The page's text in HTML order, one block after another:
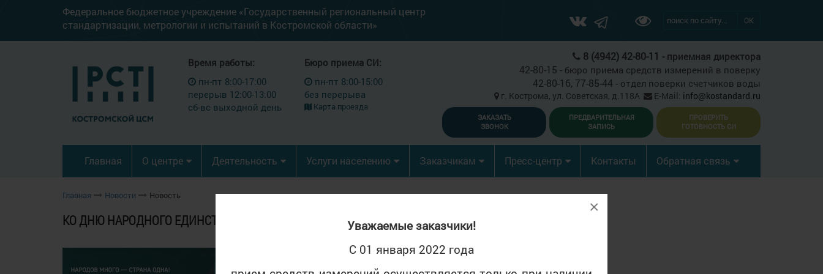
Уважаемые заказчики!
С 01 января 2022 года
×
Федеральное бюджетное учреждение «Государственный региональный центр
стандартизации, метрологии и испытаний в Костромской области»
ОК
Время работы:
пн-пт 8:00-17:00
перерыв 12:00-13:00
сб-вс выходной день
Бюро приема СИ:
пн-пт 8:00-15:00
без перерыва
Карта проезда
8 (4942) 42-80-11 - приемная директора
42-80-15 - бюро приема средств измерений в поверку
42-80-16, 77-85-44 - отдел поверки счетчиков воды
г. Кострома, ул. Советская, д.118А
E-Mail: info@kostandard.ru
ПРОВЕРИТЬ
ГОТОВНОСТЬ СИ
ПРЕДВАРИТЕЛЬНАЯ
ЗАПИСЬ
ЗАКАЗАТЬ
ЗВОНОК
Главная О центре Деятельность Услуги населению Заказчикам Пресс-центр Контакты Обратная связь
Главная Новости Новость
КО ДНЮ НАРОДНОГО ЕДИНСТВА